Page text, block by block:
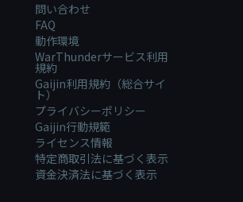
問い合わせ
FAQ
動作環境
WarThunderサービス利用
規約
Gaijin利用規約（総合サイ
ト）
プライバシーポリシー
Gaijin行動規範
ライセンス情報
特定商取引法に基づく表示
資金決済法に基づく表示